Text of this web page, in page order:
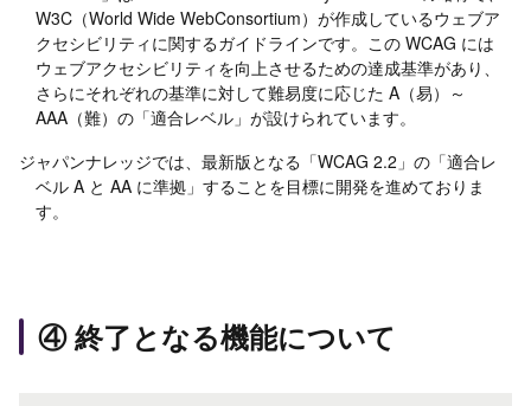
W3C（World Wide WebConsortium）が作成しているウェブア
クセシビリティに関するガイドラインです。この WCAG には
ウェブアクセシビリティを向上させるための達成基準があり、
さらにそれぞれの基準に対して難易度に応じた A（易）～
AAA（難）の「適合レベル」が設けられています。
ジャパンナレッジでは、最新版となる「WCAG 2.2」の「適合レ
ベル A と AA に準拠」することを目標に開発を進めておりま
す。
④ 終了となる機能について